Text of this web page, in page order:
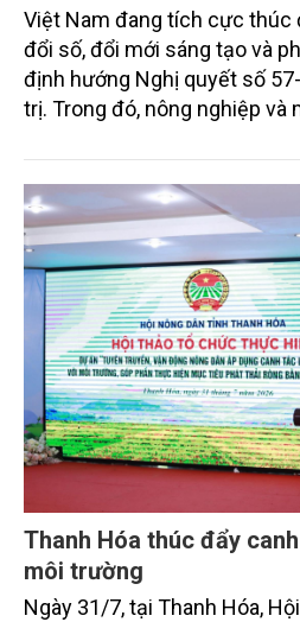
Việt Nam đang tích cực thúc
đổi số, đổi mới sáng tạo và
định hướng Nghị quyết số
trị. Trong đó, nông nghiệp
sắc bởi các tiến bộ công
toàn cầu, đặc biệt là mục
bằng 0 (Net-Zero) vào năm
Thanh Hóa thúc đẩy
môi trường
Ngày 31/7, tại Thanh Hóa,